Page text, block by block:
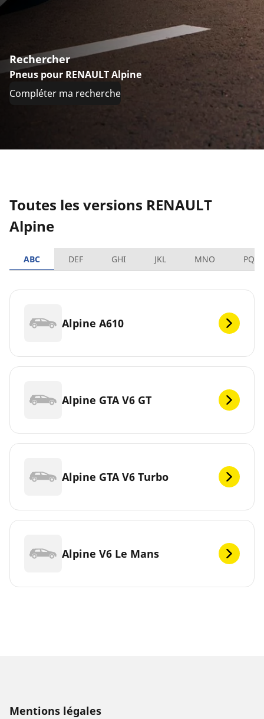
Rechercher
Pneus pour RENAULT Alpine
Compléter ma recherche
Toutes les versions RENAULT
Alpine
ABC DEF GHI JKL MNO PQRS
Alpine A610
Alpine GTA V6 GT
Alpine GTA V6 Turbo
Alpine V6 Le Mans
Mentions légales